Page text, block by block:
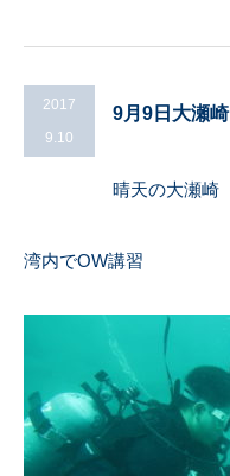
9.10
2017 9月9日大瀬崎
晴天の大瀬崎
湾内でOW講習